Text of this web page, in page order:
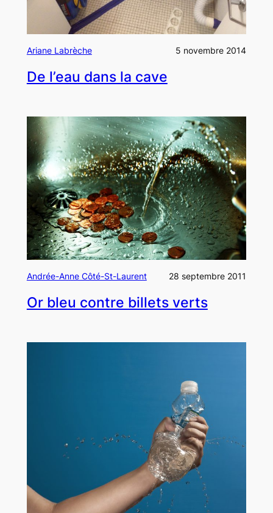
Ariane Labrèche 5 novembre 2014
De l’eau dans la cave
Andrée-Anne Côté-St-Laurent 28 septembre 2011
Or bleu contre billets verts